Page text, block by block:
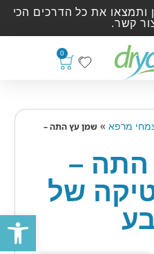
פתח
ותמצאו את כל הדרכים הכי
קשר.
0
מרפא » שמן עץ התה –
התה –
של